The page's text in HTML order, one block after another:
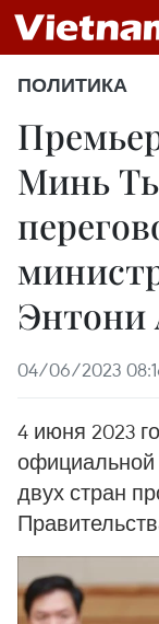
ПОЛИТИКА
Минь
Энтони
04/06/2023
4 июня 2023
официальной
двух стран